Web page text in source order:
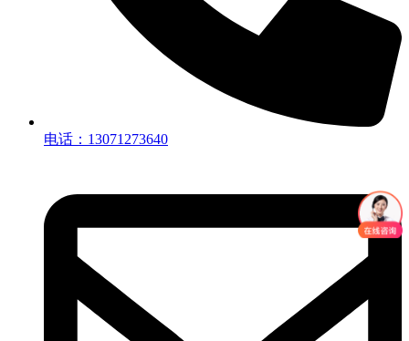
电话：13071273640